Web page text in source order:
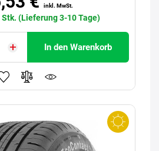
inkl. MwSt.
(Lieferung 3-10 Tage)
In den Warenkorb